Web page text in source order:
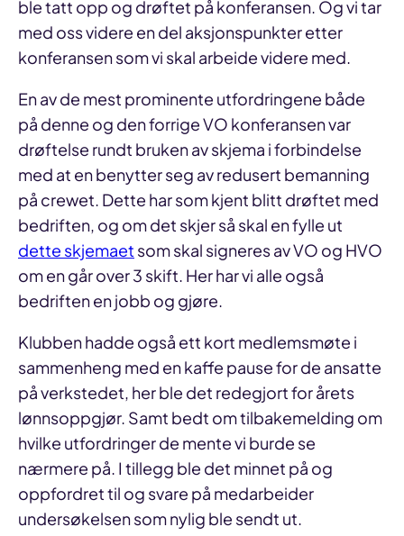
ble tatt opp og drøftet på konferansen. Og vi tar
med oss videre en del aksjonspunkter etter
konferansen som vi skal arbeide videre med.
En av de mest prominente utfordringene både
på denne og den forrige VO konferansen var
drøftelse rundt bruken av skjema i forbindelse
med at en benytter seg av redusert bemanning
på crewet. Dette har som kjent blitt drøftet med
bedriften, og om det skjer så skal en fylle ut
dette skjemaet som skal signeres av VO og HVO
om en går over 3 skift. Her har vi alle også
bedriften en jobb og gjøre.
Klubben hadde også ett kort medlemsmøte i
sammenheng med en kaffe pause for de ansatte
på verkstedet, her ble det redegjort for årets
lønnsoppgjør. Samt bedt om tilbakemelding om
hvilke utfordringer de mente vi burde se
nærmere på. I tillegg ble det minnet på og
oppfordret til og svare på medarbeider
undersøkelsen som nylig ble sendt ut.